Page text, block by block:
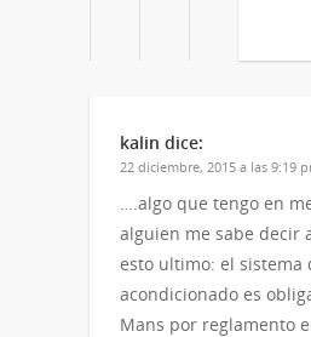
kalin dice:
22 diciembre, 2015 a las 9:19
….algo que tengo en
alguien me sabe decir
esto ultimo: el sistema
acondicionado es
Mans por reglamento